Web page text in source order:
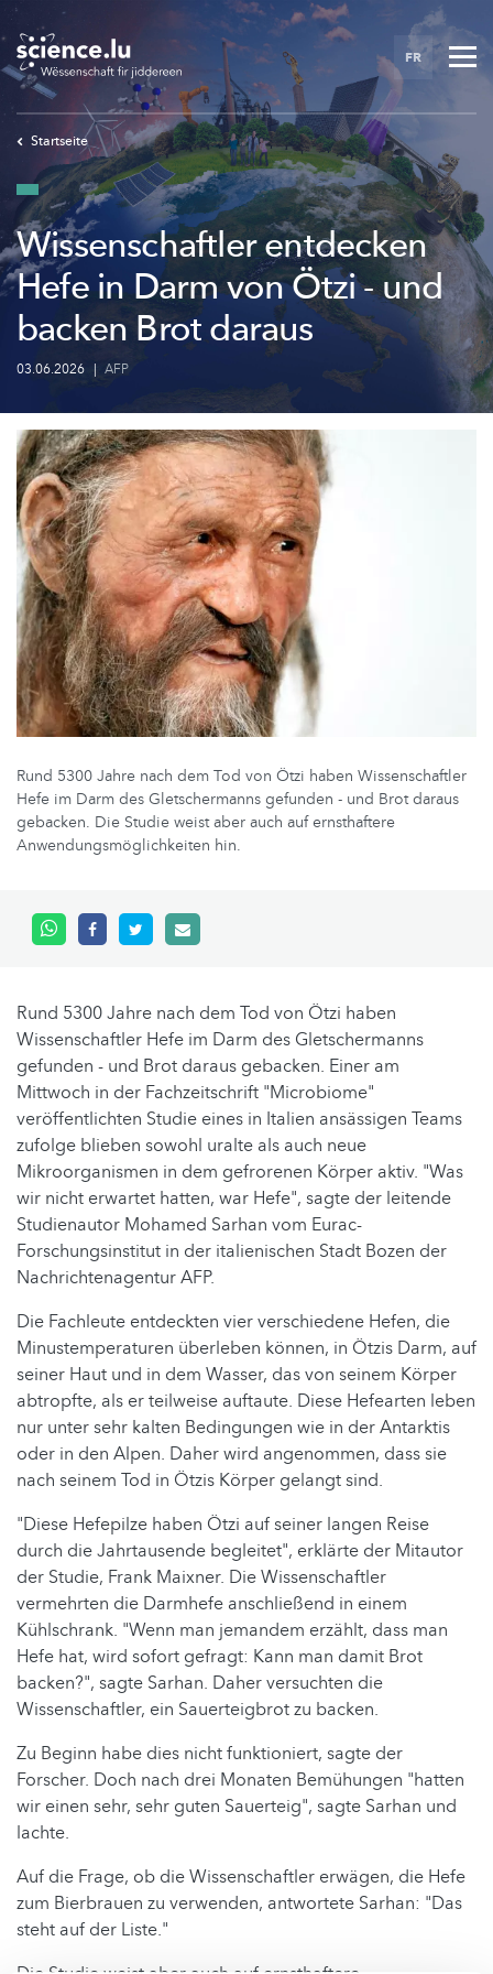
Skip
to
main
content
FR
Startseite
Wissenschaftler entdecken
Hefe in Darm von Ötzi - und
backen Brot daraus
03.06.2026 | AFP
Rund 5300 Jahre nach dem Tod von Ötzi haben Wissenschaftler
Hefe im Darm des Gletschermanns gefunden - und Brot daraus
gebacken. Die Studie weist aber auch auf ernsthaftere
Anwendungsmöglichkeiten hin.
Rund 5300 Jahre nach dem Tod von Ötzi haben
Wissenschaftler Hefe im Darm des Gletschermanns
gefunden - und Brot daraus gebacken. Einer am
Mittwoch in der Fachzeitschrift "Microbiome"
veröffentlichten Studie eines in Italien ansässigen Teams
zufolge blieben sowohl uralte als auch neue
Mikroorganismen in dem gefrorenen Körper aktiv. "Was
wir nicht erwartet hatten, war Hefe", sagte der leitende
Studienautor Mohamed Sarhan vom Eurac-
Forschungsinstitut in der italienischen Stadt Bozen der
Nachrichtenagentur AFP.
Die Fachleute entdeckten vier verschiedene Hefen, die
Minustemperaturen überleben können, in Ötzis Darm, auf
seiner Haut und in dem Wasser, das von seinem Körper
abtropfte, als er teilweise auftaute. Diese Hefearten leben
nur unter sehr kalten Bedingungen wie in der Antarktis
oder in den Alpen. Daher wird angenommen, dass sie
nach seinem Tod in Ötzis Körper gelangt sind.
"Diese Hefepilze haben Ötzi auf seiner langen Reise
durch die Jahrtausende begleitet", erklärte der Mitautor
der Studie, Frank Maixner. Die Wissenschaftler
vermehrten die Darmhefe anschließend in einem
Kühlschrank. "Wenn man jemandem erzählt, dass man
Hefe hat, wird sofort gefragt: Kann man damit Brot
backen?", sagte Sarhan. Daher versuchten die
Wissenschaftler, ein Sauerteigbrot zu backen.
Zu Beginn habe dies nicht funktioniert, sagte der
Forscher. Doch nach drei Monaten Bemühungen "hatten
wir einen sehr, sehr guten Sauerteig", sagte Sarhan und
lachte.
Auf die Frage, ob die Wissenschaftler erwägen, die Hefe
zum Bierbrauen zu verwenden, antwortete Sarhan: "Das
steht auf der Liste."